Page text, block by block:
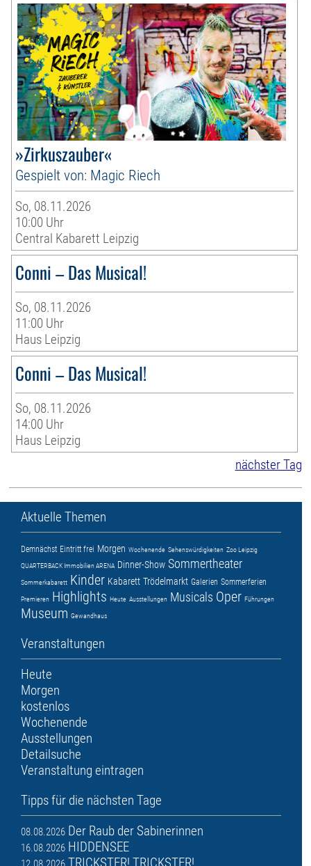
»Zirkuszauber«
Gespielt von: Magic Riech
So, 08.11.2026
10:00 Uhr
Central Kabarett Leipzig
Conni – Das Musical!
So, 08.11.2026
11:00 Uhr
Haus Leipzig
Conni – Das Musical!
So, 08.11.2026
14:00 Uhr
Haus Leipzig
nächster Tag
Aktuelle Themen
Demnächst Eintritt frei Morgen Wochenende Sehenswürdigkeiten Zoo Leipzig
QUARTERBACK Immobilien ARENA Dinner-Show Sommertheater
Sommerkabarett Kinder Kabarett Trödelmarkt Galerien Sommerferien
Premieren Highlights Heute Ausstellungen Musicals Oper Führungen
Museum Gewandhaus
Veranstaltungen
Heute
Morgen
kostenlos
Wochenende
Ausstellungen
Detailsuche
Veranstaltung eintragen
Tipps für die nächsten Tage
08.08.2026 Der Raub der Sabinerinnen
16.08.2026 HIDDENSEE